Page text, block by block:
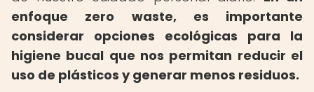
enfoque zero waste, es importante
considerar opciones ecológicas para la
higiene bucal que nos permitan reducir el
uso de plásticos y generar menos residuos.